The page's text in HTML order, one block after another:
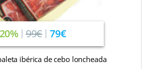
20% 99€ 79€
ibérica de cebo loncheada